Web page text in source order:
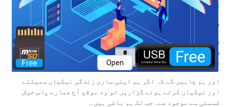
جائیں گے، جبکہ لوگ ہمارے نام اور شکلیں بھول جائیں گے...
سو سال میں کئی اندھیرے اور ٹھہراؤ آئیں گے
تب ہمیں اندازہ ہوگا کہ دنیا کتنی معمولی تھی، اور سب کچھ اور
دوسرے سے زیادہ پا لینے کے خواب کتنے نادان اور خسارے کی سوچ کے
حامل تھے،
اور ہم چاہیں گے کہ اگر ہم اپنی ساری زندگی نیکیاں سمیٹتے
اور نیکیاں کرتے ہوئے گزاریں تو وه موقع آج ھمارے پاس خوش
قسمتی سے موجود ھے.. جب تک ہم باقی ہیں...
Open